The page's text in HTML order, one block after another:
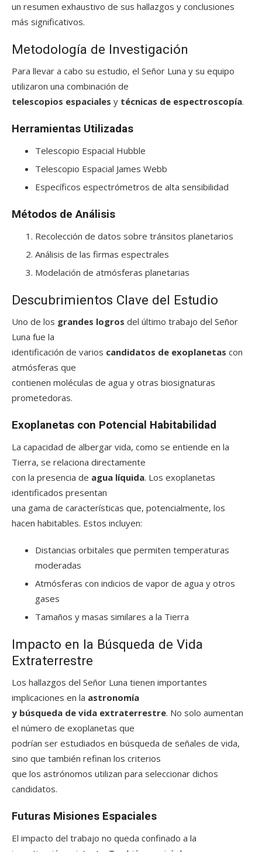
un resumen exhaustivo de sus hallazgos y conclusiones
más significativos.
Metodología de Investigación
Para llevar a cabo su estudio, el Señor Luna y su equipo
utilizaron una combinación de
telescopios espaciales y técnicas de espectroscopía.
Herramientas Utilizadas
Telescopio Espacial Hubble
Telescopio Espacial James Webb
Específicos espectrómetros de alta sensibilidad
Métodos de Análisis
Recolección de datos sobre tránsitos planetarios
Análisis de las firmas espectrales
Modelación de atmósferas planetarias
Descubrimientos Clave del Estudio
Uno de los grandes logros del último trabajo del Señor
Luna fue la
identificación de varios candidatos de exoplanetas con
atmósferas que
contienen moléculas de agua y otras biosignaturas
prometedoras.
Exoplanetas con Potencial Habitabilidad
La capacidad de albergar vida, como se entiende en la
Tierra, se relaciona directamente
con la presencia de agua líquida. Los exoplanetas
identificados presentan
una gama de características que, potencialmente, los
hacen habitables. Estos incluyen:
Distancias orbitales que permiten temperaturas
moderadas
Atmósferas con indicios de vapor de agua y otros
gases
Tamaños y masas similares a la Tierra
Impacto en la Búsqueda de Vida
Extraterrestre
Los hallazgos del Señor Luna tienen importantes
implicaciones en la astronomía
y búsqueda de vida extraterrestre. No solo aumentan
el número de exoplanetas que
podrían ser estudiados en búsqueda de señales de vida,
sino que también refinan los criterios
que los astrónomos utilizan para seleccionar dichos
candidatos.
Futuras Misiones Espaciales
El impacto del trabajo no queda confinado a la